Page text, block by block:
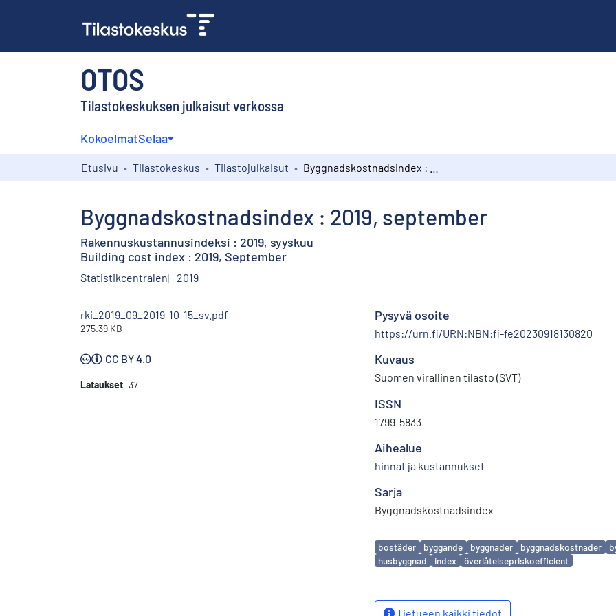
OTOS
Tilastokeskuksen julkaisut verkossa
KokoelmatSelaa
Etusivu Tilastokeskus Tilastojulkaisut
Byggnadskostnadsindex : 2019, september
Rakennuskustannusindeksi : 2019, syyskuu
Building cost index : 2019, September
Statistikcentralen 2019
rki_2019_09_2019-10-15_sv.pdf
275.39 KB
CC BY 4.0
Lataukset 37
Pysyvä osoite
https://urn.fi/URN:NBN:fi-fe20230918130820
Kuvaus
Suomen virallinen tilasto (SVT)
ISSN
1799-5833
Aihealue
hinnat ja kustannukset
Sarja
Byggnadskostnadsindex
Avainsanat
bostäder byggande byggnader byggnadskostnader
husbyggnad
index överlåtelsepriskoefficient
Tietueen kaikki tiedot